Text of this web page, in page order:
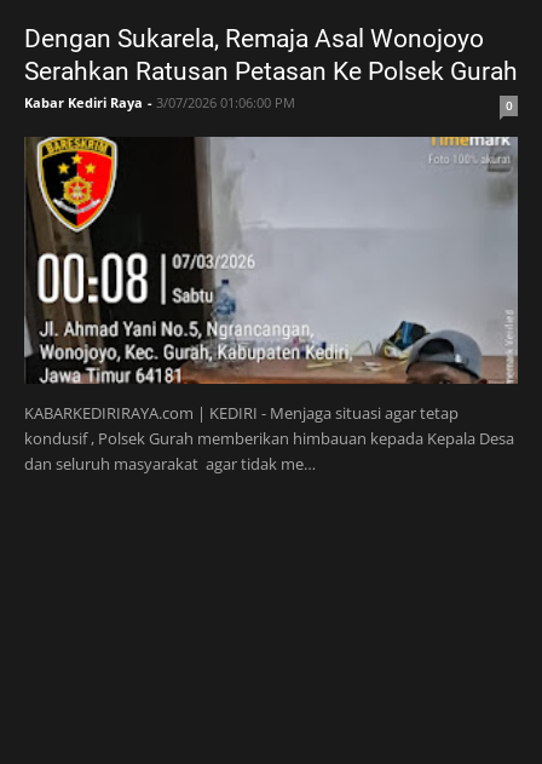
Dengan Sukarela, Remaja Asal Wonojoyo
Serahkan Ratusan Petasan Ke Polsek Gurah
Kabar Kediri Raya - 3/07/2026 01:06:00 PM 0
KABARKEDIRIRAYA.com | KEDIRI - Menjaga situasi agar tetap
kondusif , Polsek Gurah memberikan himbauan kepada Kepala Desa
dan seluruh masyarakat agar tidak me…